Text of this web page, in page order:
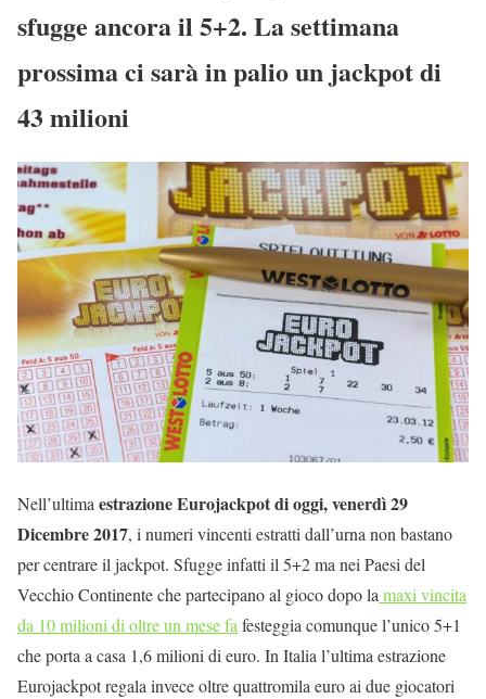
sfugge ancora il 5+2. La settimana
prossima ci sarà in palio un jackpot di
43 milioni
Nell’ultima estrazione Eurojackpot di oggi, venerdì 29
Dicembre 2017, i numeri vincenti estratti dall’urna non bastano
per centrare il jackpot. Sfugge infatti il 5+2 ma nei Paesi del
Vecchio Continente che partecipano al gioco dopo la maxi vincita
da 10 milioni di oltre un mese fa festeggia comunque l’unico 5+1
che porta a casa 1,6 milioni di euro. In Italia l’ultima estrazione
Eurojackpot regala invece oltre quattromila euro ai due giocatori